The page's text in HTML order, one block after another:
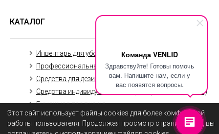
Этот сайт использует файлы cookies для более комфортной
работы пользователя. Продолжая просмотр страниц сайта, вы
Команда VENLID
Здравствуйте! Готовы помочь
вам. Напишите нам, если у
вас появятся вопросы.
КАТАЛОГ
Инвентарь для уборки
Уборочная техника
Профессиональная химия
Средства для дезинфекции
Средства индивидуальной защиты (маски, перчатки)
Бумажная продукция